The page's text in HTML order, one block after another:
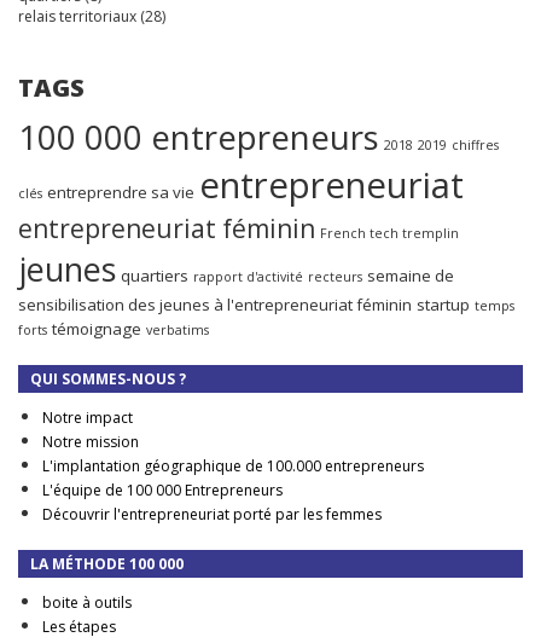
relais territoriaux (28)
TAGS
100 000 entrepreneurs 2018 2019 chiffres
clés entreprendre sa vie entrepreneuriat
entrepreneuriat féminin French tech tremplin
jeunes quartiers rapport d'activité recteurs semaine de
sensibilisation des jeunes à l'entrepreneuriat féminin startup temps
forts témoignage verbatims
QUI SOMMES-NOUS ?
Notre impact
Notre mission
L'implantation géographique de 100.000 entrepreneurs
L'équipe de 100 000 Entrepreneurs
Découvrir l'entrepreneuriat porté par les femmes
LA MÉTHODE 100 000
boite à outils
Les étapes